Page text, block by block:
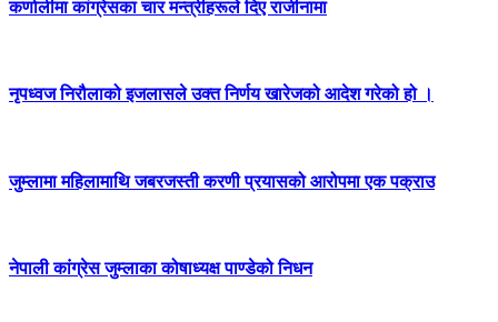
कर्णालीमा कांग्रेसका चार मन्त्रीहरूले दिए राजीनामा
नृपध्वज निरौलाको इजलासले उक्त निर्णय खारेजको आदेश गरेको हो ।
जुम्लामा महिलामाथि जबरजस्ती करणी प्रयासको आरोपमा एक पक्राउ
नेपाली कांग्रेस जुम्लाका कोषाध्यक्ष पाण्डेको निधन